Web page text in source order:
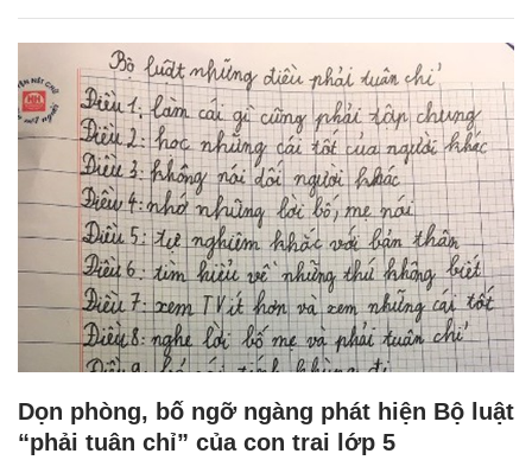
Dọn phòng, bố ngỡ ngàng phát hiện Bộ luật
“phải tuân chỉ” của con trai lớp 5